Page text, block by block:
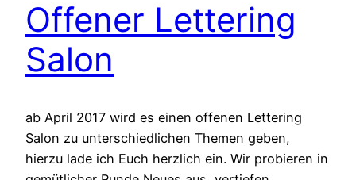
Offener Lettering
Salon
ab April 2017 wird es einen offenen Lettering
Salon zu unterschiedlichen Themen geben,
hierzu lade ich Euch herzlich ein. Wir probieren in